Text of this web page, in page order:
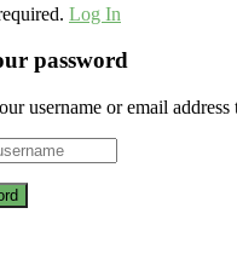
Log In
password
username or email